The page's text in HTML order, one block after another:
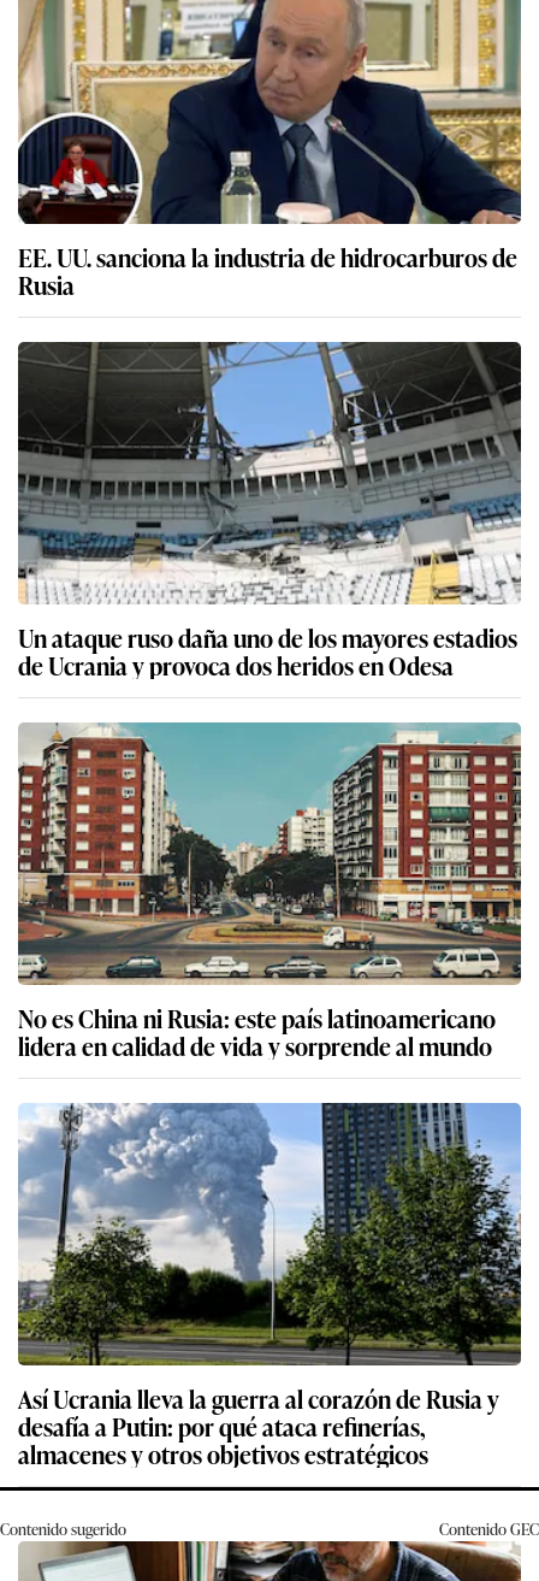
EE. UU. sanciona la industria de hidrocarburos de
Rusia
Un ataque ruso daña uno de los mayores estadios
de Ucrania y provoca dos heridos en Odesa
No es China ni Rusia: este país latinoamericano
lidera en calidad de vida y sorprende al mundo
Así Ucrania lleva la guerra al corazón de Rusia y
desafía a Putin: por qué ataca refinerías,
almacenes y otros objetivos estratégicos
Contenido sugerido ContenidoGEC